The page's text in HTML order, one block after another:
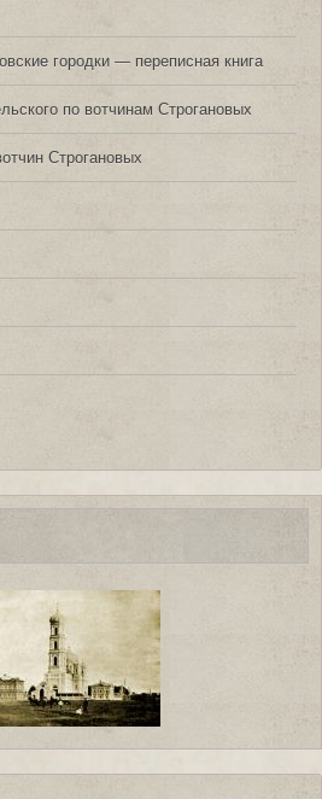
городки — переписная книга
по вотчинам Строгановых
Строгановых